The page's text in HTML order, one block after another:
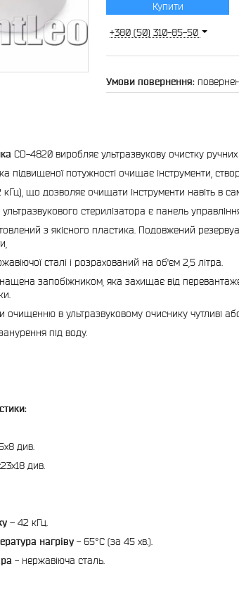
Купити
+380 (50) 310-85-50
CD-4820 виробляє ультразвукову очистку ручних
підвищеної потужності очищає інструменти,
кГц), що дозволяє очищати інструменти навіть в
ультразвукового стерилізатора є панель
з якісного пластика. Подовжений
сталі і розрахований на об'єм 2,5 літра.
запобіжником, яка захищає від
в ультразвуковому очиснику чутливі
під воду.
див.
див.
– 42 кГц.
нагріву - 65°C (за 45 хв.).
- нержавіюча сталь.